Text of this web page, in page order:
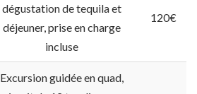
dégustation de tequila et
déjeuner, prise en charge
incluse
120€
Excursion guidée en quad,